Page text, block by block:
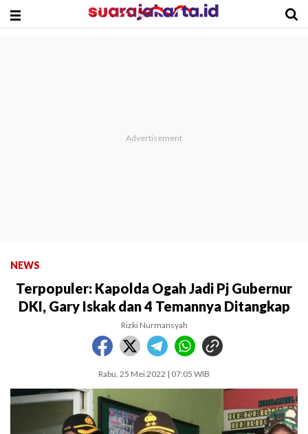
NEWS
Terpopuler: Kapolda Ogah Jadi Pj Gubernur
DKI, Gary Iskak dan 4 Temannya Ditangkap
Rizki Nurmansyah
Rabu, 25 Mei 2022 | 07:05 WIB